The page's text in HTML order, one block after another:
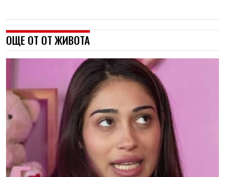
ОЩЕ ОТ ОТ ЖИВОТА